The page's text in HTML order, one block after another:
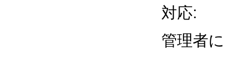
対応:
管理者